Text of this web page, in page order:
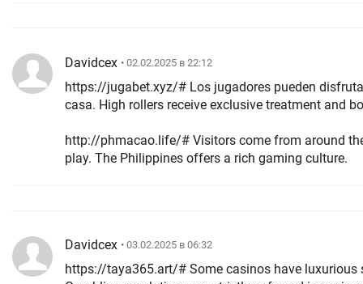
Davidcex • 02.02.2025 в 22:12
https://jugabet.xyz/# Los jugadores pueden
casa. High rollers receive exclusive treatment and
http://phmacao.life/# Visitors come from around
play. The Philippines offers a rich gaming culture.
Davidcex • 03.02.2025 в 06:32
https://taya365.art/# Some casinos have luxurious